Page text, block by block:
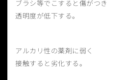
ブラシ等でこすると傷がつき
透明度が低下する。
アルカリ性の薬剤に弱く
接触すると劣化する。